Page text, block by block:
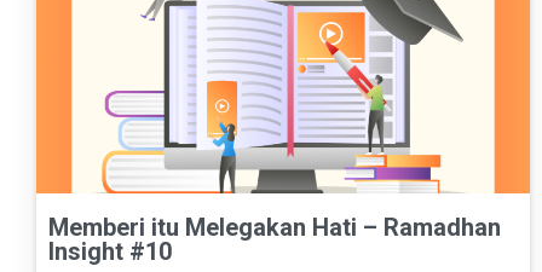
Memberi itu Melegakan Hati – Ramadhan
Insight #10